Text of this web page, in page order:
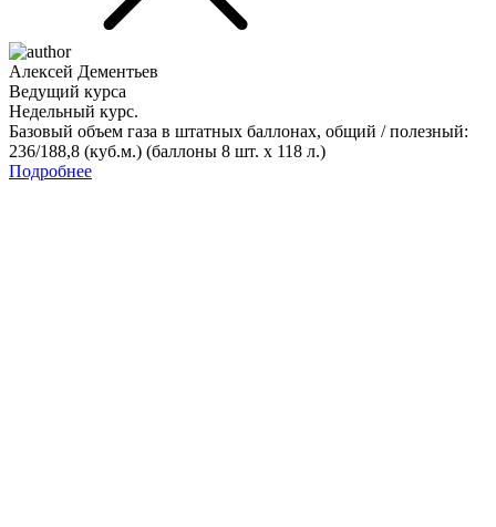
Алексей Дементьев
Ведущий курса
Недельный курс.
Базовый объем газа в штатных баллонах, общий / полезный:
236/188,8 (куб.м.) (баллоны 8 шт. х 118 л.)
Подробнее